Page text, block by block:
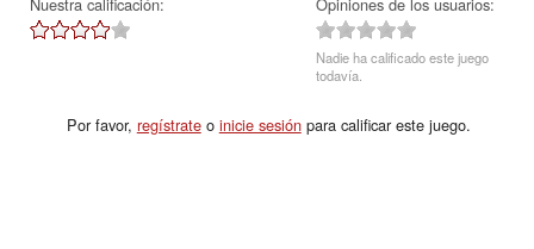
Nadie ha calificado este juego
todavía.
Por favor, regístrateo inicie sesiónpara calificar este juego.